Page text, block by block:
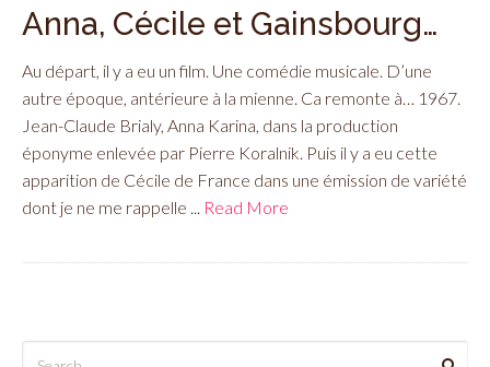
Anna, Cécile et Gainsbourg…
Au départ, il y a eu un film. Une comédie musicale. D’une
autre époque, antérieure à la mienne. Ca remonte à… 1967.
Jean-Claude Brialy, Anna Karina, dans la production
éponyme enlevée par Pierre Koralnik. Puis il y a eu cette
apparition de Cécile de France dans une émission de variété
dont je ne me rappelle ... Read More